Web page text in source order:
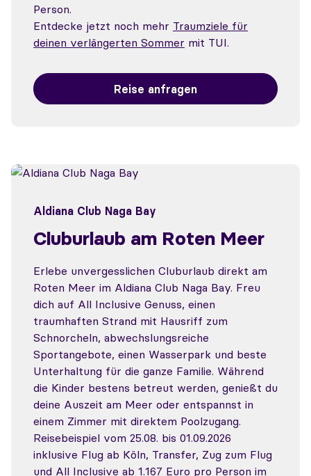
Person.
Entdecke jetzt noch mehr Traumziele für
deinen verlängerten Sommer mit TUI.
Reise anfragen
Aldiana Club Naga Bay
Cluburlaub am Roten Meer
Erlebe unvergesslichen Cluburlaub direkt am
Roten Meer im Aldiana Club Naga Bay. Freu
dich auf All Inclusive Genuss, einen
traumhaften Strand mit Hausriff zum
Schnorcheln, abwechslungsreiche
Sportangebote, einen Wasserpark und beste
Unterhaltung für die ganze Familie. Während
die Kinder bestens betreut werden, genießt du
deine Auszeit am Meer oder entspannst in
einem Zimmer mit direktem Poolzugang.
Reisebeispiel vom 25.08. bis 01.09.2026
inklusive Flug ab Köln, Transfer, Zug zum Flug
und All Inclusive ab 1.167 Euro pro Person im